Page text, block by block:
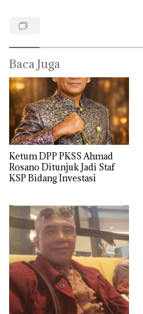
Baca Juga
Ketum DPP PKSS Ahmad
Rosano Ditunjuk Jadi Staf
KSP Bidang Investasi